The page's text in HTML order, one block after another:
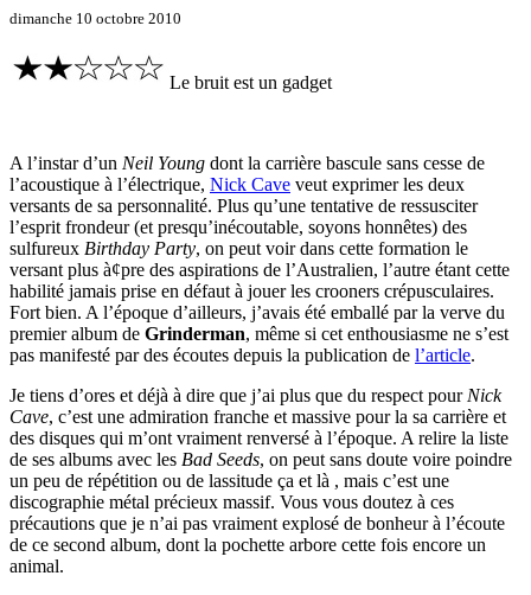
dimanche 10 octobre 2010
Le bruit est un gadget
A l’instar d’un Neil Young dont la carrière bascule sans cesse de
l’acoustique à l’électrique, Nick Cave veut exprimer les deux
versants de sa personnalité. Plus qu’une tentative de ressusciter
l’esprit frondeur (et presqu’inécoutable, soyons honnêtes) des
sulfureux Birthday Party, on peut voir dans cette formation le
versant plus à¢pre des aspirations de l’Australien, l’autre étant cette
habilité jamais prise en défaut à jouer les crooners crépusculaires.
Fort bien. A l’époque d’ailleurs, j’avais été emballé par la verve du
premier album de Grinderman, même si cet enthousiasme ne s’est
pas manifesté par des écoutes depuis la publication de l’article.
Je tiens d’ores et déjà à dire que j’ai plus que du respect pour Nick
Cave, c’est une admiration franche et massive pour la sa carrière et
des disques qui m’ont vraiment renversé à l’époque. A relire la liste
de ses albums avec les Bad Seeds, on peut sans doute voire poindre
un peu de répétition ou de lassitude ça et là , mais c’est une
discographie métal précieux massif. Vous vous doutez à ces
précautions que je n’ai pas vraiment explosé de bonheur à l’écoute
de ce second album, dont la pochette arbore cette fois encore un
animal.